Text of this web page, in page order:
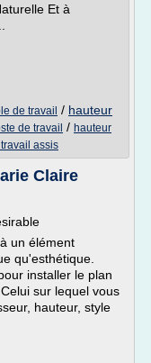
Et à
de travail / hauteur
de travail / hauteur
assis
Claire
un élément
qu'esthétique.
installer le plan
sur lequel vous
hauteur, style